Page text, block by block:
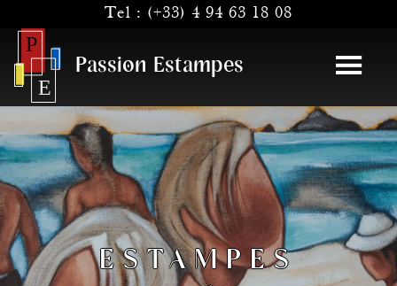
Tel : (+33) 4 94 63 18 08
Passion Estampes
ESTAMPES